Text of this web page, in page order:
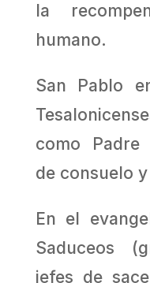
la
humano.
San Pablo
como Padre
de consuelo
En el
Saduceos
jefes de